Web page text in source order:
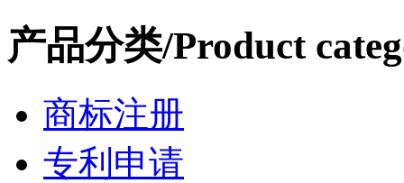
产品分类/Product
商标注册
专利申请